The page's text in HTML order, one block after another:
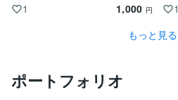
1 1,000 円 1
もっと見る
ポートフォリオ